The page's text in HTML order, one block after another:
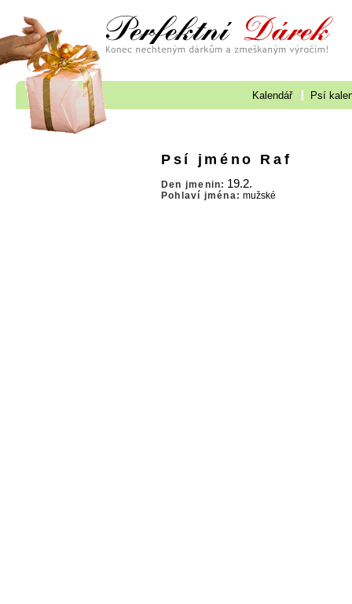
Kalendář Psí
Psí jméno Raf
Den jmenin: 19.2.
Pohlaví jména: mužské